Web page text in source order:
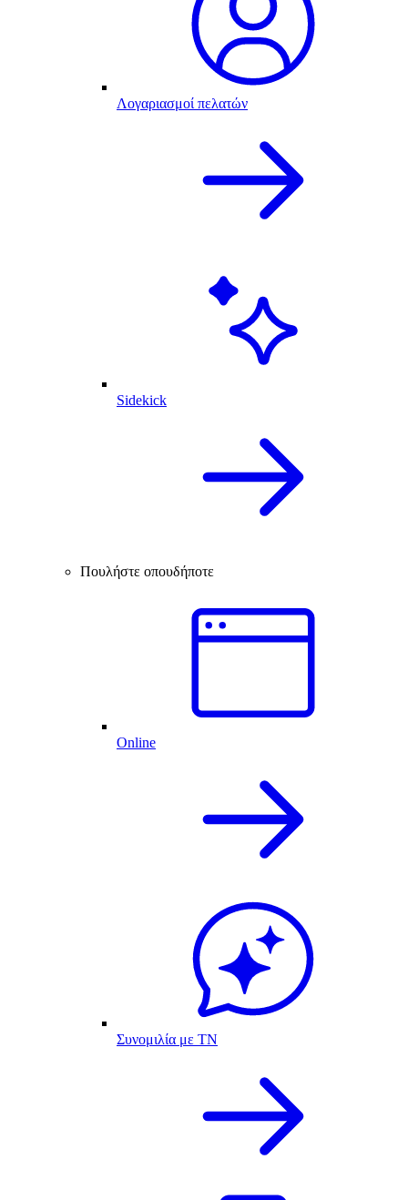
Λογαριασμοί πελατών
Sidekick
Πουλήστε οπουδήποτε
Online
Συνομιλία με ΤΝ